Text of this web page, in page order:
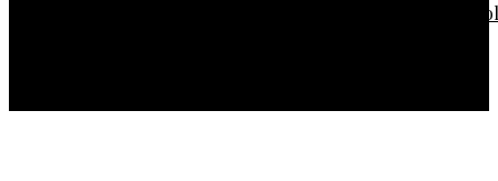
Las 15 donaciones individuales más grandes y su